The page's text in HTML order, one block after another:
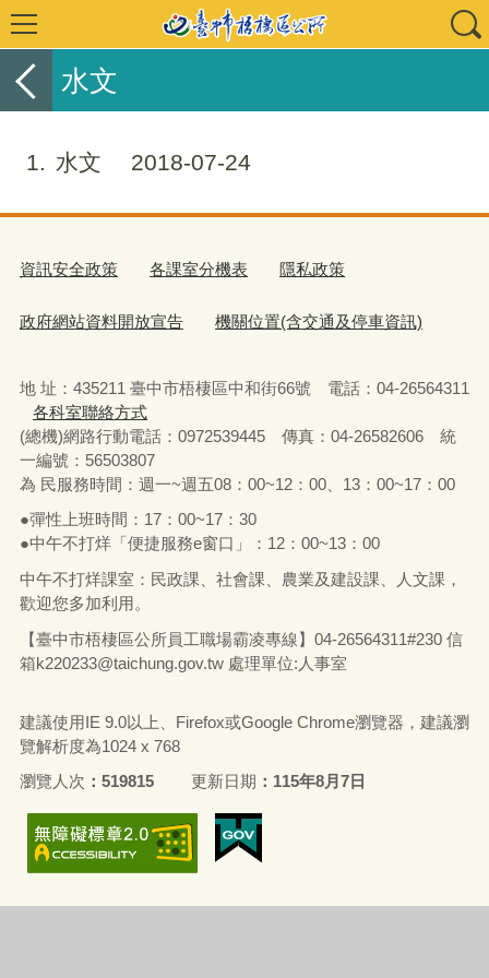
水文
1 水文 2018-07-24
資訊安全政策 各課室分機表 隱私政策
政府網站資料開放宣告 機關位置(含交通及停車資訊)
地 址：435211 臺中市梧棲區中和街66號 電話：04-26564311
各科室聯絡方式
(總機)網路行動電話：0972539445 傳真：04-26582606 統
一編號：56503807
為 民服務時間：週一~週五08：00~12：00、13：00~17：00
●彈性上班時間：17：00~17：30
●中午不打烊「便捷服務e窗口」：12：00~13：00
中午不打烊課室：民政課、社會課、農業及建設課、人文課，
歡迎您多加利用。
【臺中市梧棲區公所員工職場霸凌專線】04-26564311#230 信
箱k220233@taichung.gov.tw處理單位:人事室
建議使用IE 9.0以上、Firefox或Google Chrome瀏覽器，建議瀏
覽解析度為1024 x 768
瀏覽人次
519815 更新日期 115年8月7日